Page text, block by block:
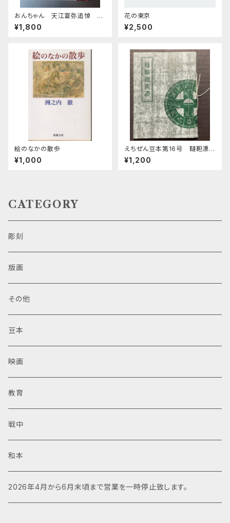
おんちゃん 天江富弥追悼 緑
の笛豆本 第205集
¥1,800
花の東京
¥2,500
絵のなかの散歩
¥1,000
えちぜん豆本第16号 韃靼漂流
譚
¥1,200
CATEGORY
彫刻
版画
その他
豆本
映画
教育
戦中
和本
2026年4月から6月末頃まで営業を一時停止致します。